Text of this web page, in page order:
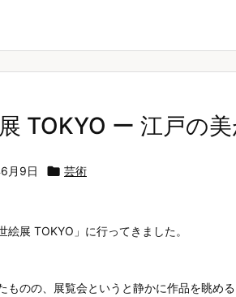
TOKYO ー 江戸の
月9日  芸術
展 TOKYO」に行ってきました。
ものの、展覧会というと静かに作品を眺め